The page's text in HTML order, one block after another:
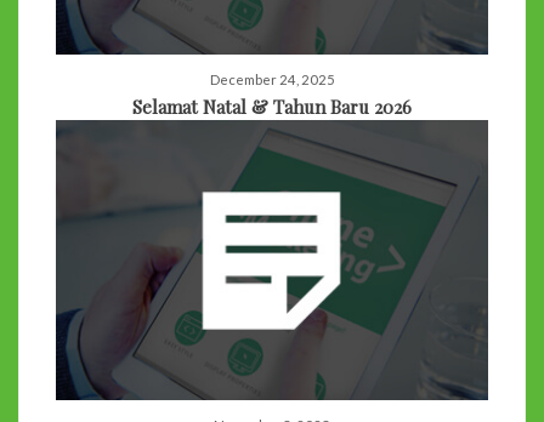
December 24, 2025
Selamat Natal & Tahun Baru 2026